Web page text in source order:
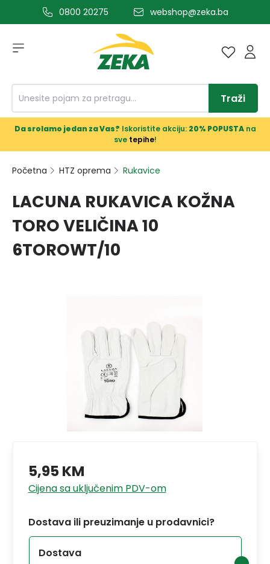
glavni sadržaj0800 20275 webshop@zeka.ba
Traži
Da srolamo jedan za Vas? Iskoristite akciju: 20% POPUSTAna
sve tepihe!
Početna HTZ oprema Rukavice
LACUNA RUKAVICA KOŽNA
TORO VELIČINA 10
6TOROWT/10
5,95 KM
Cijena sa uključenim PDV-om
Dostava ili preuzimanje u prodavnici?
Dostava